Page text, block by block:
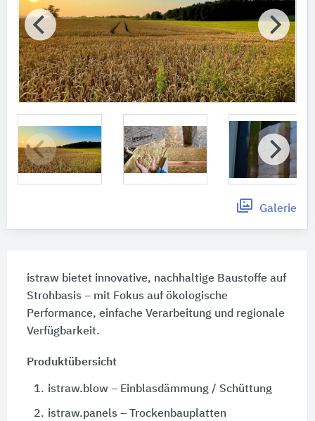
Galerie
istraw bietet innovative, nachhaltige Baustoffe auf
Strohbasis – mit Fokus auf ökologische
Performance, einfache Verarbeitung und regionale
Verfügbarkeit.
Produktübersicht
1. istraw.blow – Einblasdämmung / Schüttung
2. istraw.panels – Trockenbauplatten